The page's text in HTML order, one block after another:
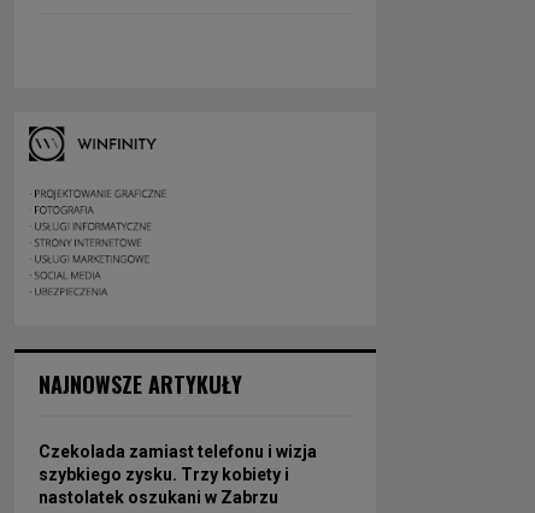
NAJNOWSZE ARTYKUŁY
Czekolada zamiast telefonu i wizja
szybkiego zysku. Trzy kobiety i
nastolatek oszukani w Zabrzu